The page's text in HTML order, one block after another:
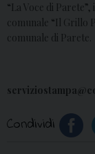
“La Voce di
comunale “Il Grillo
comunale di Parete.
Condividi